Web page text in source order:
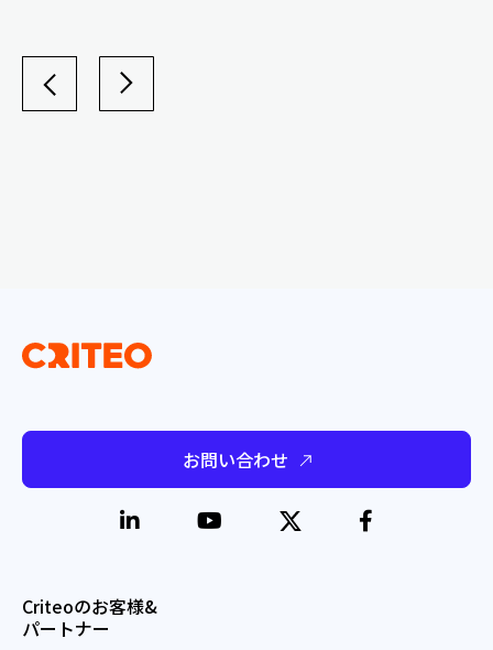
お問い合わせ
Criteoのお客様&
パートナー